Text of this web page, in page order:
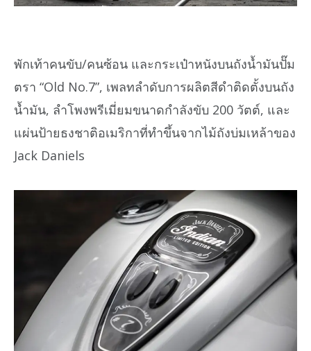
พักเท้าคนขับ/คนซ้อน และกระเป๋าหนังบนถังน้ำมันปั๊ม
ตรา “Old No.7”, เพลทลำดับการผลิตสีดำติดตั้งบนถัง
น้ำมัน, ลำโพงพรีเมี่ยมขนาดกำลังขับ 200 วัตต์, และ
แผ่นป้ายธงชาติอเมริกาที่ทำขึ้นจากไม้ถังบ่มเหล้าของ
Jack Daniels